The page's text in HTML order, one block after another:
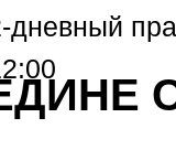
дневный